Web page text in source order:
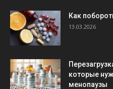
Как
13.03.2026
которые
менопаузы